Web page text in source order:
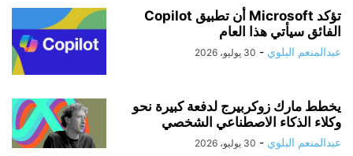
تؤكد Microsoft أن تطبيق Copilot
الفائق سيأتي هذا العام
عبدالمنعم البلوي - 30 يوليو، 2026
يخطط مارك زوكربيرج لدفعة كبيرة نحو
وكلاء الذكاء الاصطناعي الشخصي
عبدالمنعم البلوي - 30 يوليو، 2026